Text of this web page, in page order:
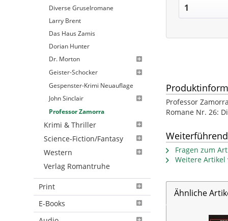
Diverse Gruselromane
Larry Brent
Das Haus Zamis
Dorian Hunter
Dr. Morton
Geister-Schocker
Gespenster-Krimi Neuauflage
John Sinclair
Professor Zamorra
Krimi & Thriller
Science-Fiction/Fantasy
Western
Verlag Romantruhe
Print
E-Books
Professor
Romane Nr. 26:
Fragen zum
Weitere Artikel
Ähnliche